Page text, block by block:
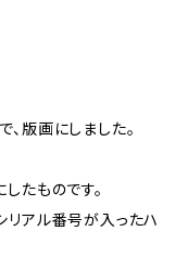
版画にしました。
たものです。
リアル番号が入ったハ